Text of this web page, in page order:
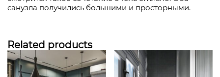
санузла получились большими и просторными.
Related products